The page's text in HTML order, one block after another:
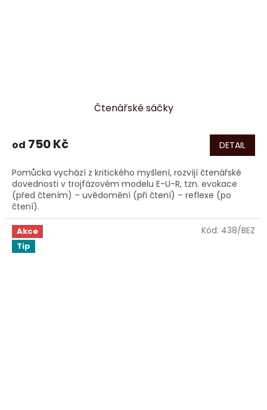
Čtenářské sáčky
od 750 Kč DETAIL
Pomůcka vychází z kritického myšlení, rozvíjí čtenářské
dovednosti v trojfázovém modelu E-U-R, tzn. evokace
(před čtením) – uvědomění (při čtení) – reflexe (po
čtení).
Akce
Tip
Kód: 438/BEZ